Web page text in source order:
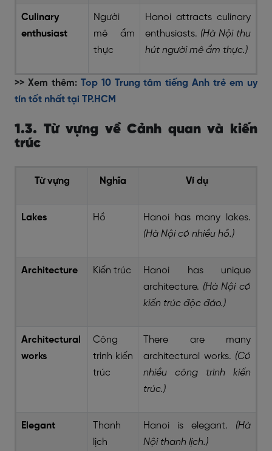
Culinary
enthusiast
Người
mê ẩm
thực
Hanoi attracts culinary
enthusiasts. (Hà Nội thu
hút người mê ẩm thực.)
>> Xem thêm: Top 10 Trung tâm tiếng Anh trẻ em uy
tín tốt nhất tại TP.HCM
1.3. Từ vựng về Cảnh quan và kiến
trúc
Từ vựng Nghĩa Ví dụ
Lakes Hồ
Hanoi has many lakes.
(Hà Nội có nhiều hồ.)
Architecture Kiến trúc
Hanoi has unique
architecture. (Hà Nội có
kiến trúc độc đáo.)
Architectural
works
Công
trình kiến
trúc
There are many
architectural works. (Có
nhiều công trình kiến
trúc.)
Elegant
Thanh
lịch
Hanoi is elegant. (Hà
Nội thanh lịch.)